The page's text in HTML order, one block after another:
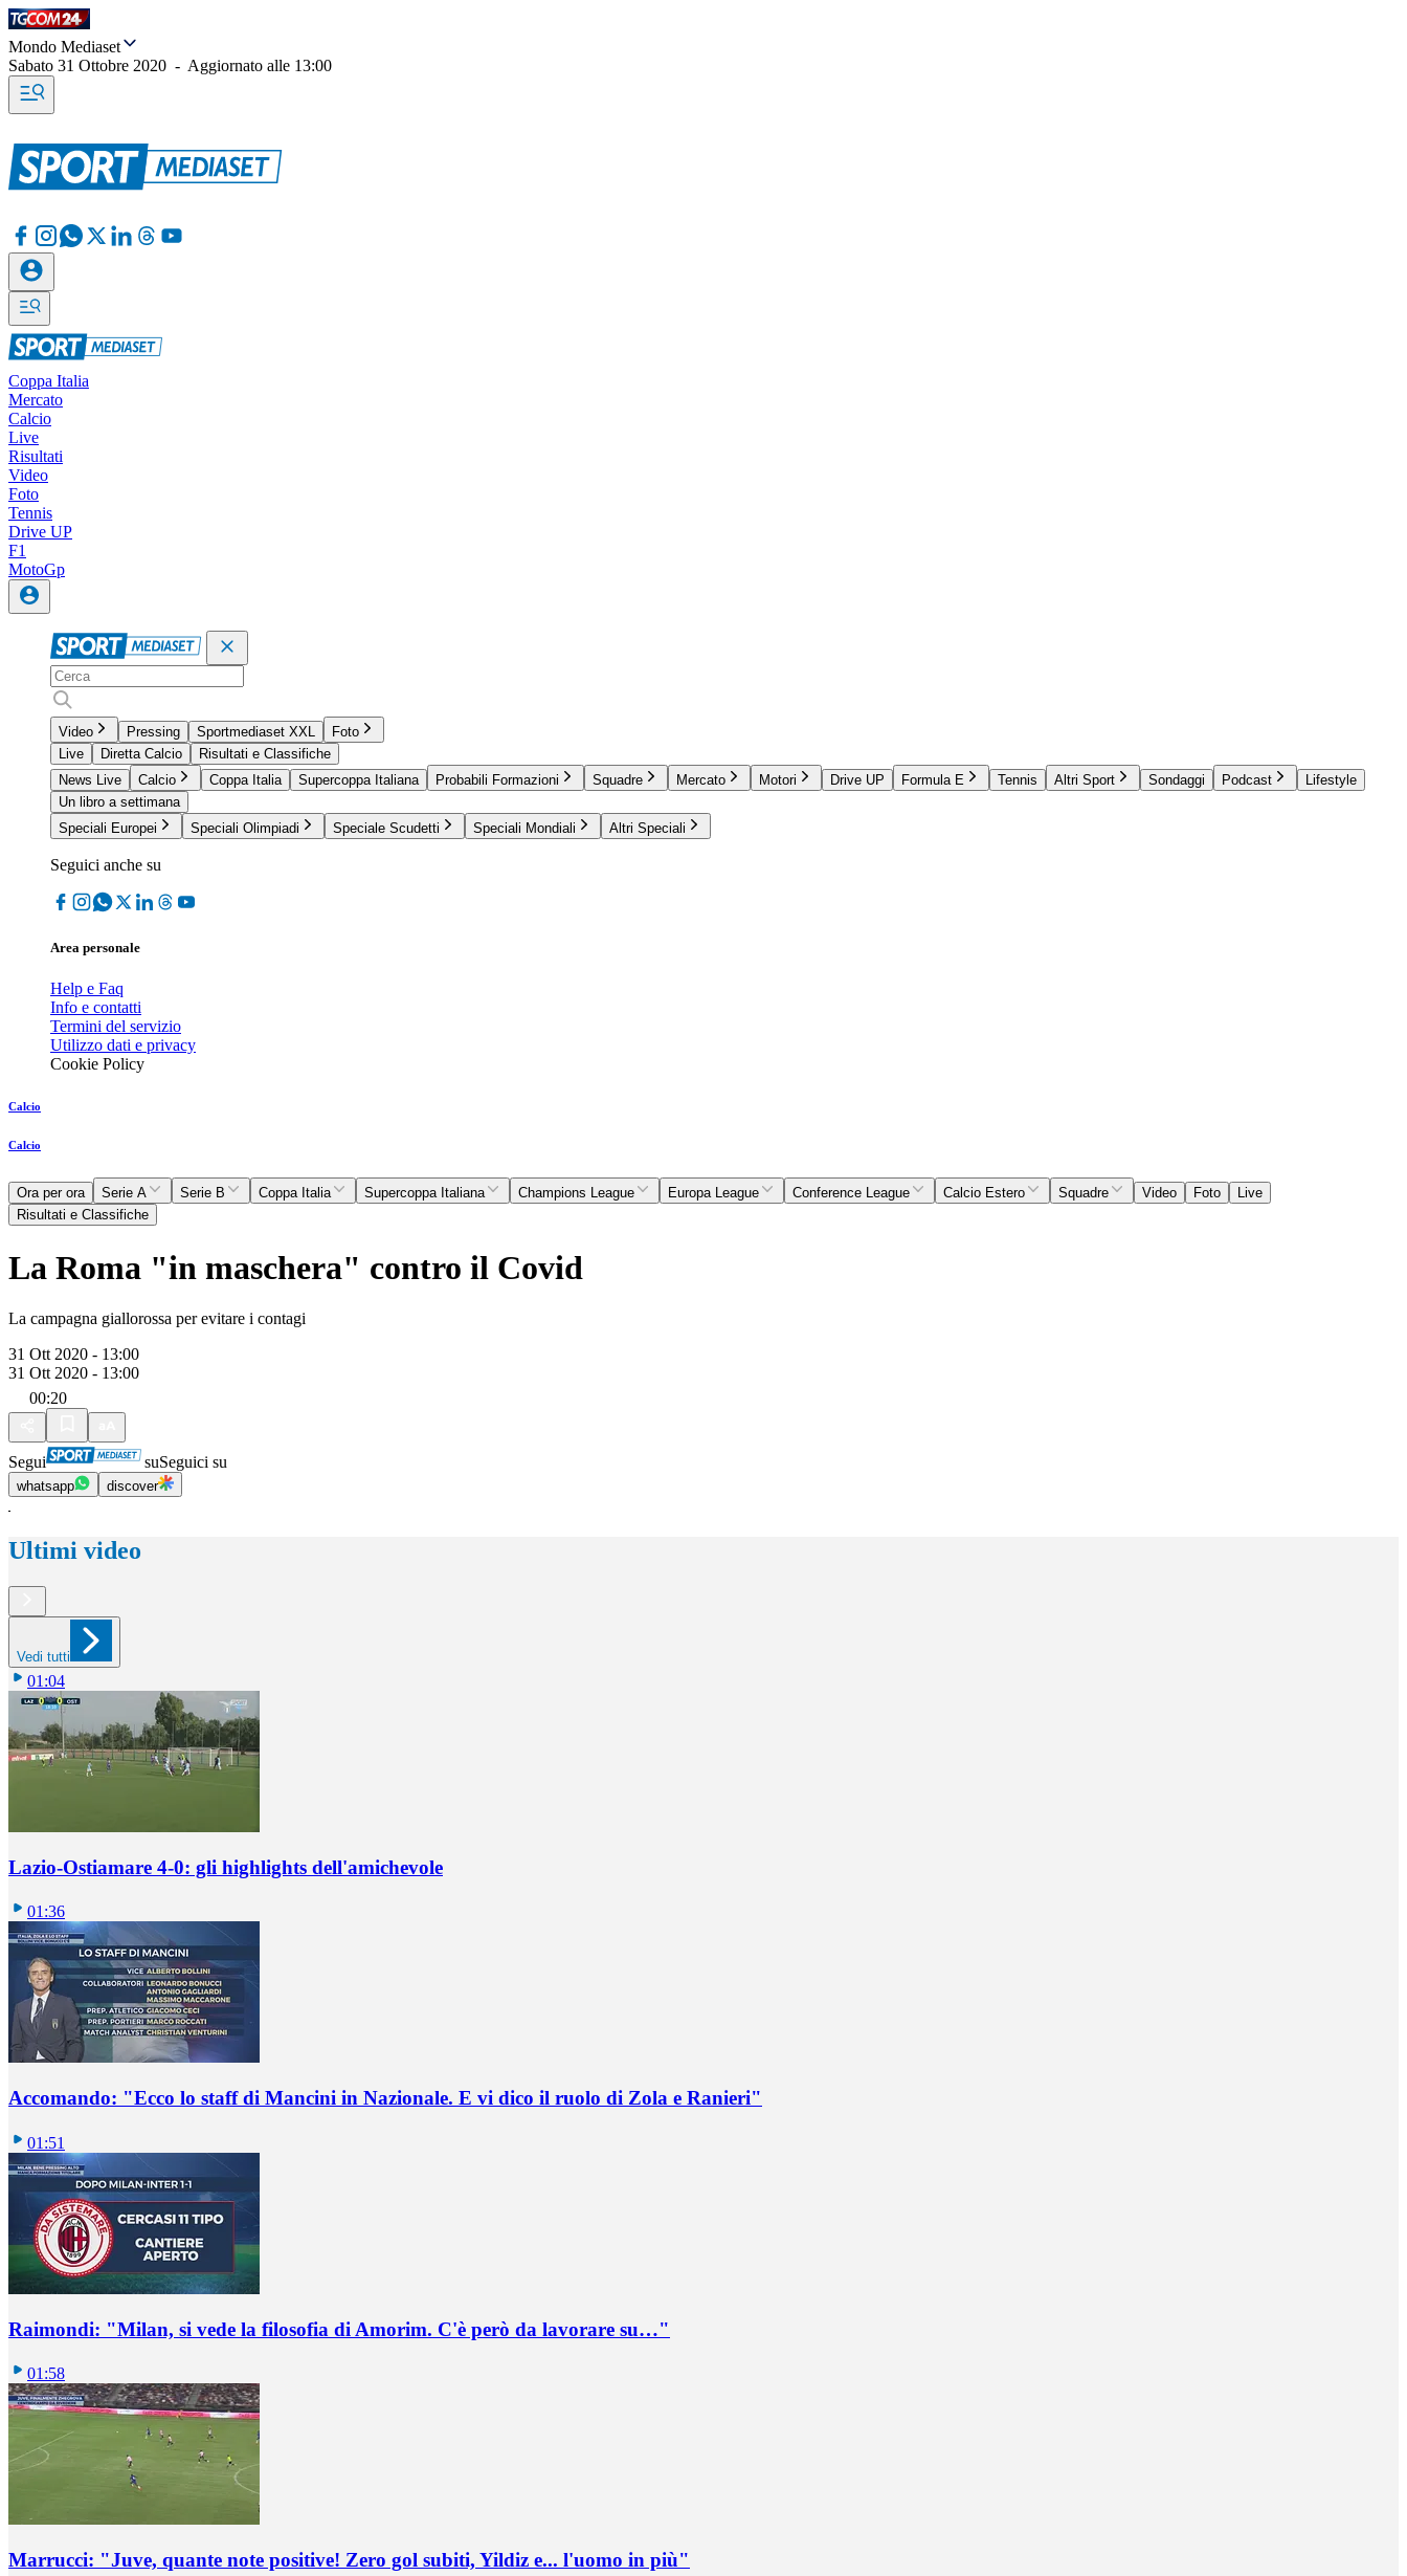
Mondo Mediaset
Sabato 31 Ottobre 2020 - Aggiornato alle 13:00
Coppa Italia
Mercato
Calcio
Live
Risultati
Video
Foto
Tennis
Drive UP
F1
MotoGp
Video Pressing Sportmediaset XXL
Foto
Live
Diretta Calcio
Risultati e Classifiche
News Live
Calcio Coppa Italia Supercoppa Italiana Probabili Formazioni Squadre Mercato Motori Drive UP Formula E Tennis Altri Sport Sondaggi Podcast
Lifestyle
Un libro a settimana
Speciali Europei
Speciali Olimpiadi Speciale Scudetti Speciali Mondiali Altri Speciali
Seguici anche su
Area personale
Help e Faq
Info e contatti
Termini del servizio
Utilizzo dati e privacy
Cookie Policy
Calcio
Calcio
Ora per ora Serie A Serie B Coppa Italia Supercoppa Italiana Champions League Europa League Conference League Calcio Estero Squadre Video Foto
Live
Risultati e Classifiche
La Roma "in maschera" contro il Covid
La campagna giallorossa per evitare i contagi
31 Ott 2020 - 13:00
31 Ott 2020 - 13:00
00:20
Segui suSeguici su
whatsapp discover
Ultimi video
Vedi tutti
01:04
Lazio-Ostiamare 4-0: gli highlights dell'amichevole
01:36
Accomando: "Ecco lo staff di Mancini in Nazionale. E vi dico il ruolo di Zola e Ranieri"
01:51
Raimondi: "Milan, si vede la filosofia di Amorim. C'è però da lavorare su…"
01:58
Marrucci: "Juve, quante note positive! Zero gol subiti, Yildiz e... l'uomo in più"